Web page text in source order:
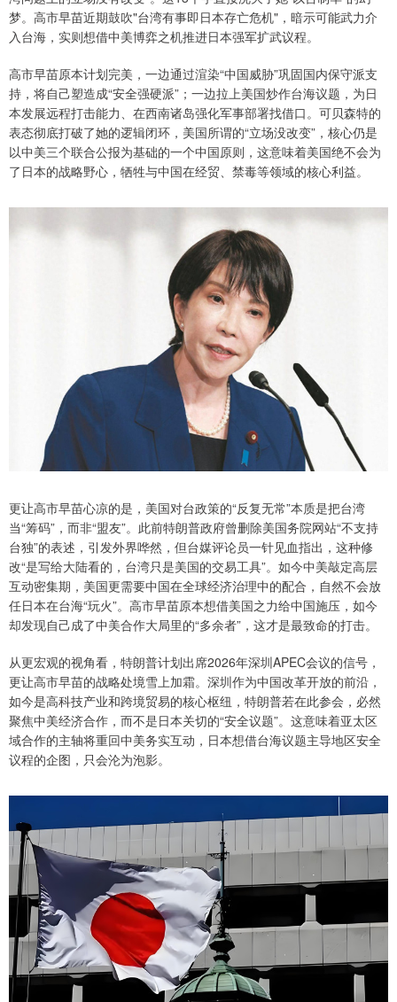
梦。高市早苗近期鼓吹"台湾有事即日本存亡危机"，暗示可能武力介
入台海，实则想借中美博弈之机推进日本强军扩武议程。
高市早苗原本计划完美，一边通过渲染“中国威胁”巩固国内保守派支
持，将自己塑造成“安全强硬派”；一边拉上美国炒作台海议题，为日
本发展远程打击能力、在西南诸岛强化军事部署找借口。可贝森特的
表态彻底打破了她的逻辑闭环，美国所谓的“立场没改变”，核心仍是
以中美三个联合公报为基础的一个中国原则，这意味着美国绝不会为
了日本的战略野心，牺牲与中国在经贸、禁毒等领域的核心利益。
更让高市早苗心凉的是，美国对台政策的“反复无常”本质是把台湾
当“筹码”，而非“盟友”。此前特朗普政府曾删除美国务院网站“不支持
台独”的表述，引发外界哗然，但台媒评论员一针见血指出，这种修
改“是写给大陆看的，台湾只是美国的交易工具”。如今中美敲定高层
互动密集期，美国更需要中国在全球经济治理中的配合，自然不会放
任日本在台海“玩火”。高市早苗原本想借美国之力给中国施压，如今
却发现自己成了中美合作大局里的“多余者”，这才是最致命的打击。
从更宏观的视角看，特朗普计划出席2026年深圳APEC会议的信号，
更让高市早苗的战略处境雪上加霜。深圳作为中国改革开放的前沿，
如今是高科技产业和跨境贸易的核心枢纽，特朗普若在此参会，必然
聚焦中美经济合作，而不是日本关切的“安全议题”。这意味着亚太区
域合作的主轴将重回中美务实互动，日本想借台海议题主导地区安全
议程的企图，只会沦为泡影。